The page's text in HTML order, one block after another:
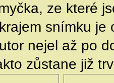
ze které
snímku je
nejel až po
zůstane již